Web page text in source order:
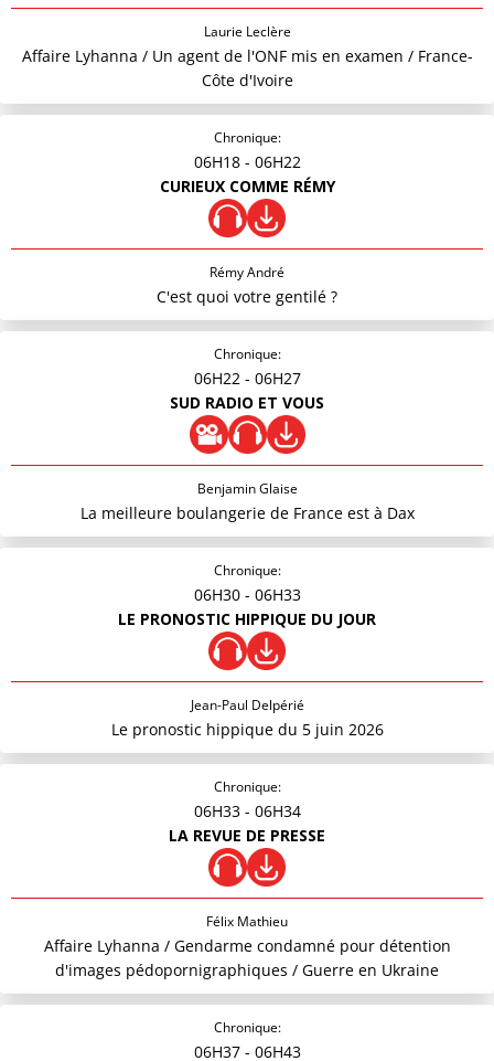
Laurie Leclère
Affaire Lyhanna / Un agent de l'ONF mis en examen / France-
Côte d'Ivoire
Chronique:
06H18 - 06H22
CURIEUX COMME RÉMY
Rémy André
C'est quoi votre gentilé ?
Chronique:
06H22 - 06H27
SUD RADIO ET VOUS
Benjamin Glaise
La meilleure boulangerie de France est à Dax
Chronique:
06H30 - 06H33
LE PRONOSTIC HIPPIQUE DU JOUR
Jean-Paul Delpérié
Le pronostic hippique du 5 juin 2026
Chronique:
06H33 - 06H34
LA REVUE DE PRESSE
Félix Mathieu
Affaire Lyhanna / Gendarme condamné pour détention
d'images pédopornigraphiques / Guerre en Ukraine
Chronique:
06H37 - 06H43